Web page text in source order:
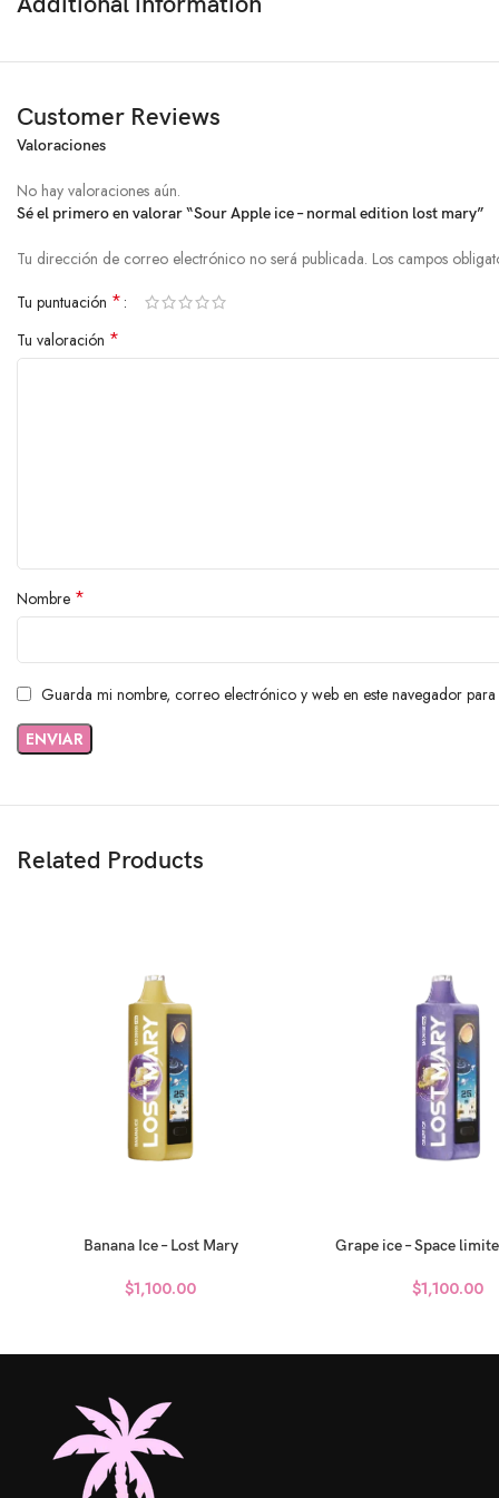
Customer Reviews
Valoraciones
No hay valoraciones aún.
Sé el primero en valorar “Sour Apple ice – normal edition lost mary”
Tu dirección de correo electrónico no será publicada. Los campos
Tu puntuación *
Tu valoración *
Nombre *
Guarda mi nombre, correo electrónico y web en este navegador
Related Products
Banana Ice – Lost Mary
$1,100.00
Grape ice – Space
$1,100.00